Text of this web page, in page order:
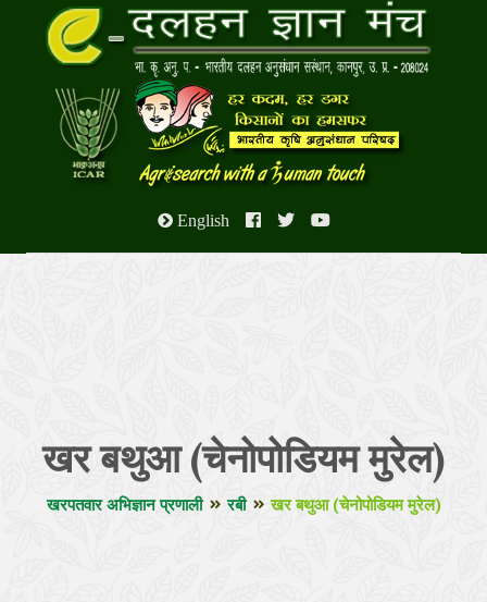
English
खर बथुआ (चेनोपोडियम मुरेल)
खरपतवार अभिज्ञान प्रणाली रबी खर बथुआ (चेनोपोडियम मुरेल)